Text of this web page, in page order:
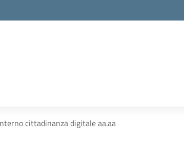
cittadinanza digitale aa.aa